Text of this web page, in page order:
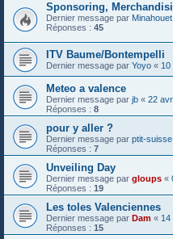
Sponsoring,
Dernier message par Minahouet
Réponses : 45
ITV Baume/Bontempelli
Dernier message par Yoyo « 10
Meteo a valence
Dernier message par jb « 22
Réponses : 8
pour y aller ?
Dernier message par ptit-suisse
Réponses : 7
Unveiling Day
Dernier message par gloups «
Réponses : 19
Les toles Valenciennes
Dernier message par Dam « 14
Réponses : 15